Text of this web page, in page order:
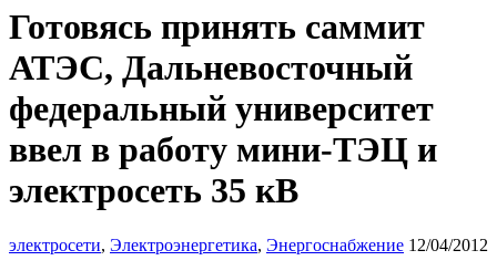
Готовясь принять саммит
АТЭС, Дальневосточный
федеральный университет
ввел в работу мини-ТЭЦ и
электросеть 35 кВ
электросети, Электроэнергетика, Энергоснабжение 12/04/2012